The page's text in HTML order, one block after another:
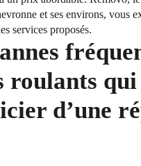
et ses environs, vous
services proposés.
roulants
d’une